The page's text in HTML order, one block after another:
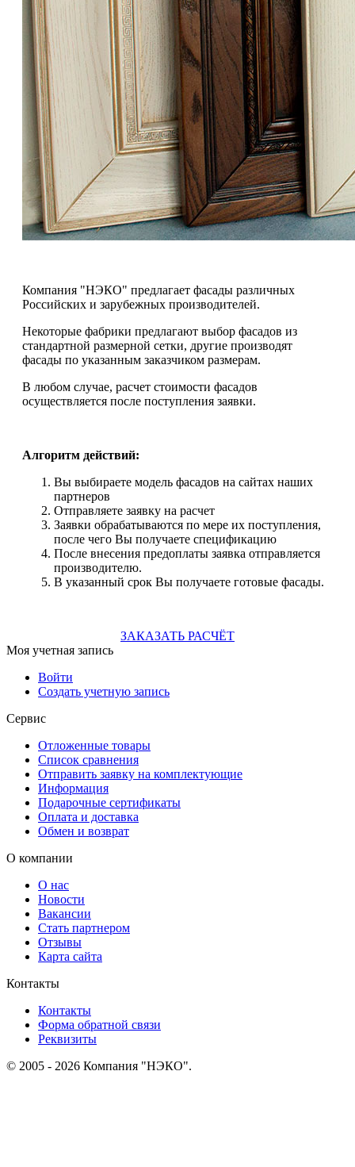
Компания "НЭКО" предлагает фасады различных
Российских и зарубежных производителей.
Некоторые фабрики предлагают выбор фасадов из
стандартной размерной сетки, другие производят
фасады по указанным заказчиком размерам.
В любом случае, расчет стоимости фасадов
осуществляется после поступления заявки.
Алгоритм действий:
Вы выбираете модель фасадов на сайтах наших
партнеров
Отправляете заявку на расчет
Заявки обрабатываются по мере их поступления,
после чего Вы получаете спецификацию
После внесения предоплаты заявка отправляется
производителю.
В указанный срок Вы получаете готовые фасады.
ЗАКАЗАТЬ РАСЧЁТ
Моя учетная запись
Войти
Создать учетную запись
Сервис
Отложенные товары
Список сравнения
Отправить заявку на комплектующие
Информация
Подарочные сертификаты
Оплата и доставка
Обмен и возврат
О компании
О нас
Новости
Вакансии
Стать партнером
Отзывы
Карта сайта
Контакты
Контакты
Форма обратной связи
Реквизиты
© 2005 - 2026 Компания "НЭКО".